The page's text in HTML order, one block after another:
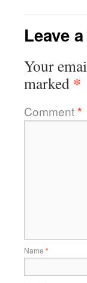
Leave
Your
marked *
Comment*
Name *